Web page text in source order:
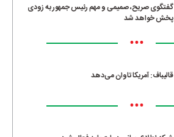
گفتگوی صریح، صمیمی و مهم رئیس جمهور به زودی
پخش خواهد شد
•••
قالیباف: آمریکا تاوان می‌دهد
•••